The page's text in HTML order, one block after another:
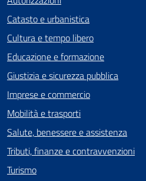
Catasto e urbanistica
Cultura e tempo libero
Educazione e formazione
Giustizia e sicurezza pubblica
Imprese e commercio
Mobilità e trasporti
Salute, benessere e assistenza
Tributi, finanze e contravvenzioni
Turismo